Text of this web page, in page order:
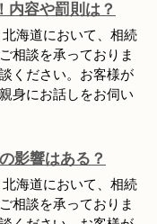
内容や罰則は？
海道において、相続
相談を承っておりま
ください。お客様が
身にお話しをお伺い
影響はある？
海道において、相続
相談を承っておりま